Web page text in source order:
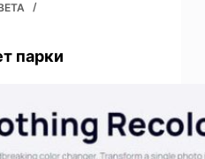
парки